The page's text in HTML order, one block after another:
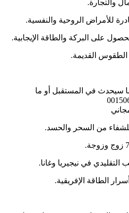
والتجارة.
للأمراض الروحية والنفسية.
على البركة والطاقة الإيجابية.
القديمة.
في نيجيريا وغانا.